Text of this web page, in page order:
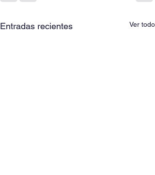
Entradas recientes Ver todo